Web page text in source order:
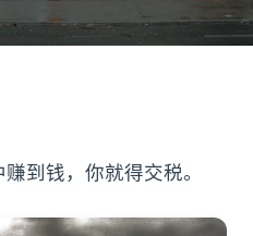
到钱，你就得交税。